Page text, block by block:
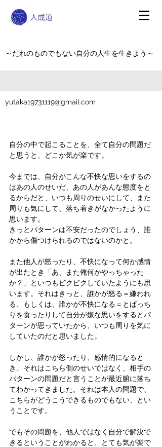
～だれのものでもない自分の人生を生きよう～
yutaka19731119@gmail.com
自分の中で起こることを、全て自分の問題だ
と思うと、どこか気が楽です。
今までは、自分がこんな不快な思いをするの
はあの人のせいだ、あの人があんな態度をと
るからだと、いつも周りのせいにして、また
周りも気にして、落ち着きがなかったように
思います。
きっとパターンは不安だったのでしょう、誰
かから傷つけられるのではないのかと。
また他人が怒ったり、不快になって何か感情
が出たとき「あ、また俺何かやっちゃった
か？」といつもビクビクしていたようにも思
います。それはきっと、誰かが怒る＝嫌われ
る、もしくは、誰かが不快になる＝とばっち
りを食ったりして自分が嫌な思いをするとパ
ターンが思っていたから、いつも周りを気に
していたのだと思いました。
しかし、誰かが怒ったり、感情的になると
き、それはこちら側のせいではなく、相手の
パターンの問題だと言うことが最近腑に落ち
てわかってきました。それは本人の問題で、
こちらがどうこうできるものでもない、とい
うことです。
でもその問題を、他人ではなく自分で解決で
きるということがわかると、とても気が楽で